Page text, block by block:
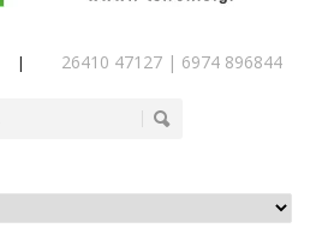
| 26410 47127 | 6974 896844